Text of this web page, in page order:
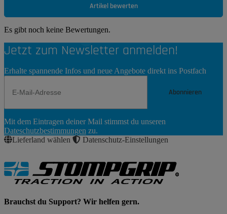
Artikel bewerten
Es gibt noch keine Bewertungen.
Jetzt zum Newsletter anmelden!
Erhalte spannende Infos und neue Angebote direkt ins Postfach
Abonnieren
Abonnieren
Mit dem Eintragen deiner Mail stimmst du unseren
Dateschutzbestimmungen zu.
Lieferland wählen
Datenschutz-Einstellungen
Brauchst du Support? Wir helfen gern.